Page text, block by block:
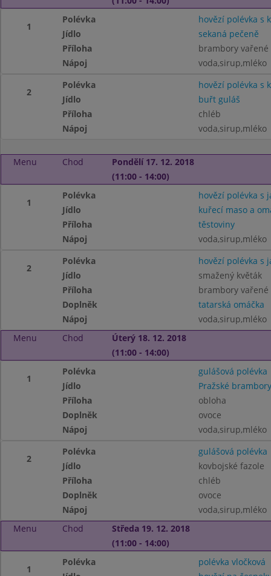
1
Polévka
hovězí polévka s
Jídlo
sekaná pečeně
Příloha
brambory vařené
Nápoj
voda,sirup,mléko
2
Polévka
hovězí polévka s
Jídlo
buřt guláš
Příloha
chléb
Nápoj
voda,sirup,mléko
Menu Chod
Pondělí 17. 12. 2018
(11:00 - 14:00)
1
Polévka
hovězí polévka s
Jídlo
kuřecí maso a
Příloha
těstoviny
Nápoj
voda,sirup,mléko
2
Polévka
hovězí polévka s
Jídlo
smažený květák
Příloha
brambory vařené
Doplněk
tatarská omáčka
Nápoj
voda,sirup,mléko
Menu
Chod
Úterý 18. 12. 2018
(11:00 - 14:00)
1
Polévka
gulášová polévka
Jídlo
Pražské brambory
Příloha
obloha
Doplněk
ovoce
Nápoj
voda,sirup,mléko
2
Polévka
gulášová polévka
Jídlo
kovbojské fazole
Příloha
chléb
Doplněk
ovoce
Nápoj
voda,sirup,mléko
Menu
Chod
Středa 19. 12. 2018
(11:00 - 14:00)
1
Polévka
polévka vločková